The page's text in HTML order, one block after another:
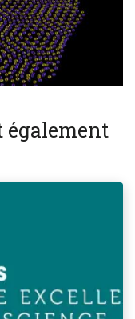
également